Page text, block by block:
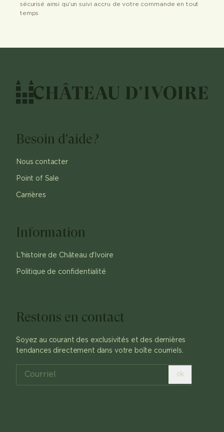
sécurisé ainsi qu’un suivi accru de votre commande en tout
temps
Besoin d'aide?
Nous contacter
Point of Sale
Carrières
Information
L'histoire de Château d'Ivoire
Politique de confidentialité
Restons en contact
Soyez au courant des exclusivités et des dernières
tendances directement dans votre boîte courriels.
ok